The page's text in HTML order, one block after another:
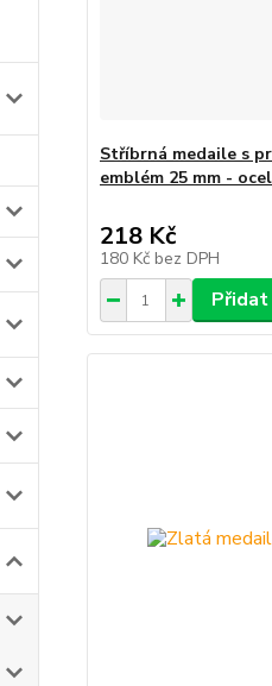
Stříbrná medaile s
emblém 25 mm -
218 Kč
180 Kč bez DPH
Přidat